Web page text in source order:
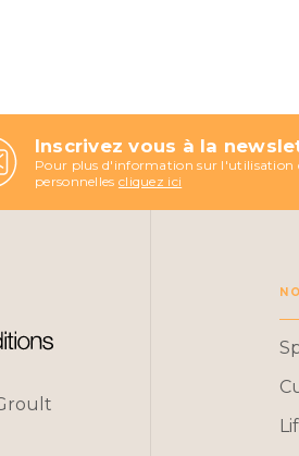
Inscrivez vous à la
Pour plus d'information sur l'utilisation
personnelles cliquez ici